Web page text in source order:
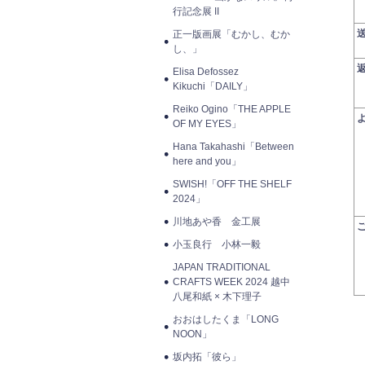
行記念展 II
正一版画展「むかし、むか
し、」
Elisa Defossez
Kikuchi「DAILY」
Reiko Ogino「THE APPLE
OF MY EYES」
Hana Takahashi「Between
here and you」
SWISH!「OFF THE SHELF
2024」
川地あや香 金工展
小玉良行 小林一毅
JAPAN TRADITIONAL
CRAFTS WEEK 2024 越中
八尾和紙 × 木下理子
おおはしたくま「LONG
NOON」
坂内拓「彼ら」